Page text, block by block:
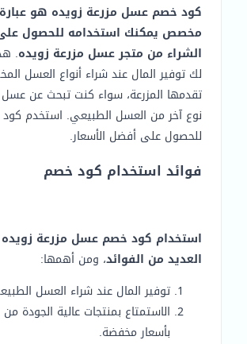
كود خصم عسل مزرعة زويده هو
مخصص يمكنك استخدامه للحصول
الشراء من متجر عسل مزرعة زويده.
لك توفير المال عند شراء أنواع العسل
تقدمها المزرعة، سواء كنت تبحث عن
نوع آخر من العسل الطبيعي. استخدم
للحصول على أفضل الأسعار.
فوائد استخدام كود خصم
استخدام كود خصم عسل مزرعة
العديد من الفوائد، ومن أهمها:
توفير المال عند شراء العسل
الاستمتاع بمنتجات عالية الجودة
بأسعار مخفضة.